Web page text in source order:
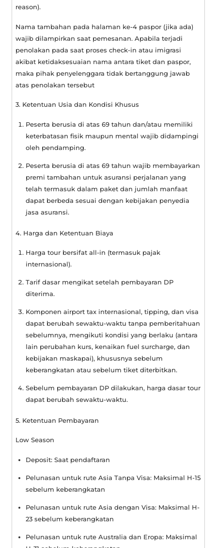
reason).
Nama tambahan pada halaman ke-4 paspor (jika ada)
wajib dilampirkan saat pemesanan. Apabila terjadi
penolakan pada saat proses check-in atau imigrasi
akibat ketidaksesuaian nama antara tiket dan paspor,
maka pihak penyelenggara tidak bertanggung jawab
atas penolakan tersebut
3. Ketentuan Usia dan Kondisi Khusus
Peserta berusia di atas 69 tahun dan/atau memiliki
keterbatasan fisik maupun mental wajib didampingi
oleh pendamping.
Peserta berusia di atas 69 tahun wajib membayarkan
premi tambahan untuk asuransi perjalanan yang
telah termasuk dalam paket dan jumlah manfaat
dapat berbeda sesuai dengan kebijakan penyedia
jasa asuransi.
4. Harga dan Ketentuan Biaya
Harga tour bersifatall-in (termasuk pajak
internasional).
Tarif dasar mengikat setelah pembayaran DP
diterima.
Komponen airport tax internasional, tipping, dan visa
dapat berubah sewaktu-waktu tanpa pemberitahuan
sebelumnya, mengikuti kondisi yang berlaku (antara
lain perubahan kurs, kenaikan fuel surcharge, dan
kebijakan maskapai), khususnya sebelum
keberangkatan atau sebelum tiket diterbitkan.
Sebelum pembayaran DP dilakukan, harga dasar tour
dapat berubah sewaktu-waktu.
5. Ketentuan Pembayaran
Low Season
Deposit: Saat pendaftaran
Pelunasan untuk rute Asia Tanpa Visa: Maksimal H-15
sebelum keberangkatan
Pelunasan untuk rute Asia dengan Visa: Maksimal H-
23 sebelum keberangkatan
Pelunasan untuk rute Australia dan Eropa: Maksimal